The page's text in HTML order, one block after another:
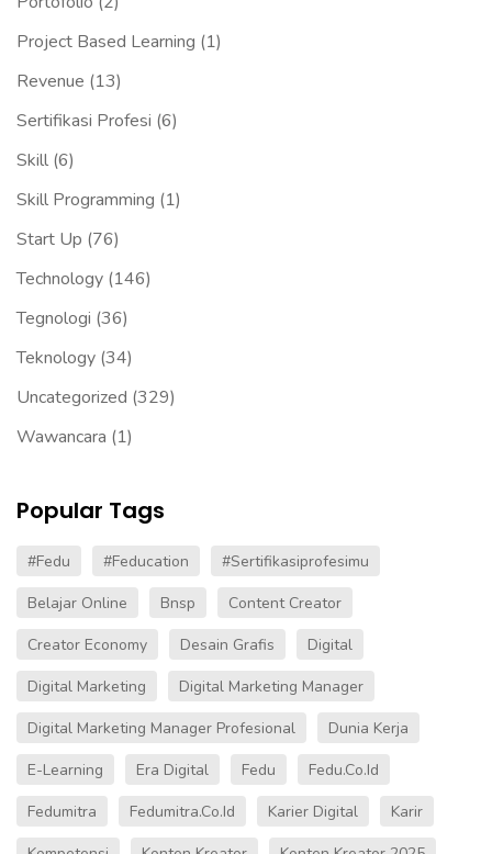
Project Based Learning (1)
Revenue (13)
Sertifikasi Profesi (6)
Skill (6)
Skill Programming (1)
Start Up (76)
Technology (146)
Tegnologi (36)
Teknology (34)
Uncategorized (329)
Wawancara (1)
Popular Tags
#fedu #Feducation
#sertifikasiprofesimu
Belajar Online
Bnsp
Content Creator
Creator Economy
Desain Grafis
Digital
Digital Marketing
Digital Marketing Manager
Digital Marketing Manager Profesional
Dunia Kerja
E-Learning
Era Digital Fedu
Fedu.co.id
Fedumitra
Fedumitra.co.id Karier Digital
Karir